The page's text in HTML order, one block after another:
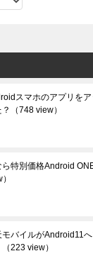
スマホのアプリを
（748 view）
ら特別価格Android
モバイルがAndroid11
（223 view）